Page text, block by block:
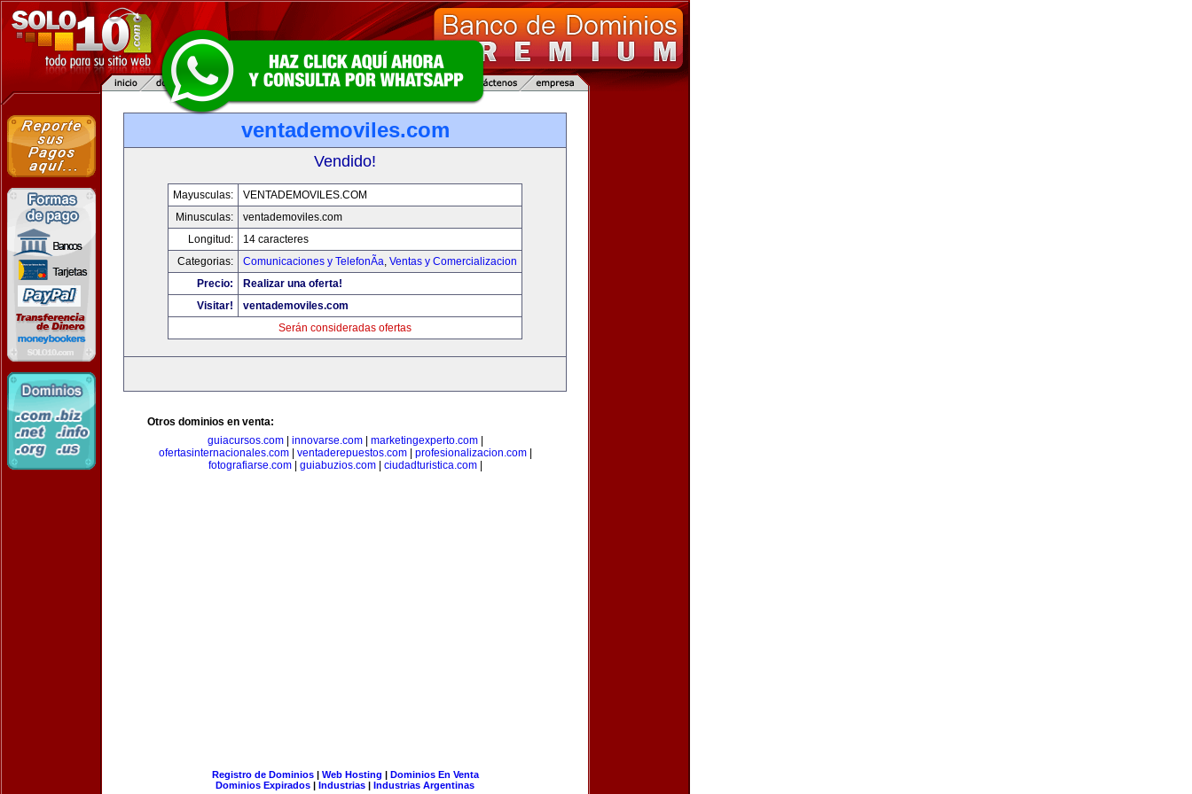
ventademoviles.com
Vendido!
Mayusculas:
VENTADEMOVILES.COM
Minusculas:
ventademoviles.com
Longitud:
14 caracteres
Categorias:
Comunicaciones y TelefonÃ­a, Ventas y Comercializacion
Precio:
Realizar una oferta!
Visitar!
ventademoviles.com
Serán consideradas ofertas
Otros dominios en venta:
guiacursos.com| innovarse.com| marketingexperto.com|
ofertasinternacionales.com| ventaderepuestos.com| profesionalizacion.com|
fotografiarse.com| guiabuzios.com| ciudadturistica.com|
Registro de Dominios| Web Hosting | Dominios En Venta
Dominios Expirados | Industrias | Industrias Argentinas